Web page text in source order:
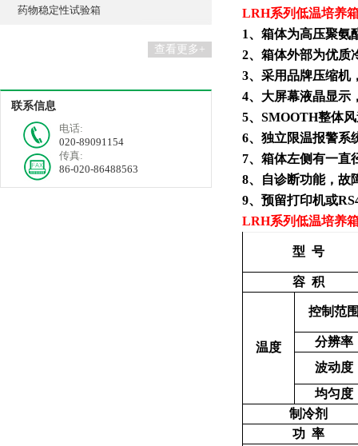
药物稳定性试验箱
查看更多+
联系信息
电话:
020-89091154
传真:
86-020-86488563
LRH系列低温培养
1、箱体为高压聚氨
2、箱体外部为优质
3、采用品牌压缩机
4、大屏幕液晶显示
5、 SMOOTH整体
6、独立限温报警系
7、箱体左侧有一直
8、自诊断功能，故
9、预留打印机或
LRH系列低温培养
型 号
容 积
温度
控制范
分辨率
波动度
均匀度
制冷剂
功 率